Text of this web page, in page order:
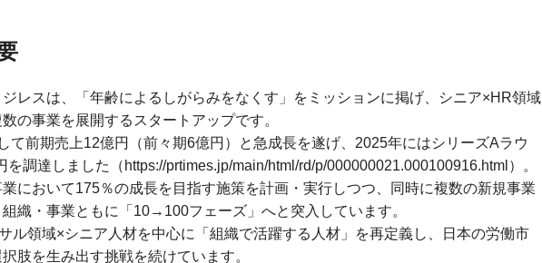
レスは、「年齢によるしがらみをなくす」をミッションに掲げ、シニア×HR領域
の事業を展開するスタートアップです。
て前期売上12億円（前々期6億円）と急成長を遂げ、2025年にはシリーズAラウ
を調達しました（https://prtimes.jp/main/html/rd/p/000000021.000100916.html）。
において175％の成長を目指す施策を計画・実行しつつ、同時に複数の新規事業
織・事業ともに「10→100フェーズ」へと突入しています。
ル領域×シニア人材を中心に「組織で活躍する人材」を再定義し、日本の労働市
肢を生み出す挑戦を続けています。